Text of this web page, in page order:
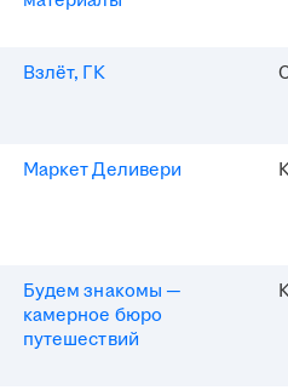
Взлёт, ГК
Маркет Деливери
Будем знакомы —
камерное бюро
путешествий